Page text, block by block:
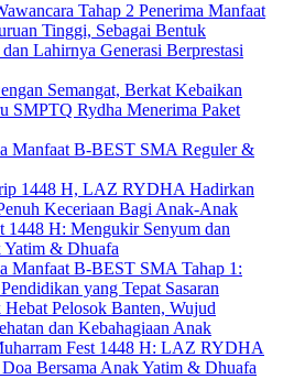
Tahap 2 Penerima Manfaat
Tinggi, Sebagai Bentuk
Lahirnya Generasi Berprestasi
Semangat, Berkat Kebaikan
SMPTQ Rydha Menerima Paket
Manfaat B-BEST SMA Reguler &
1448 H, LAZ RYDHA Hadirkan
Keceriaan Bagi Anak-Anak
1448 H: Mengukir Senyum dan
Yatim & Dhuafa
Manfaat B-BEST SMA Tahap 1:
yang Tepat Sasaran
Pelosok Banten, Wujud
dan Kebahagiaan Anak
Fest 1448 H: LAZ RYDHA
Bersama Anak Yatim & Dhuafa